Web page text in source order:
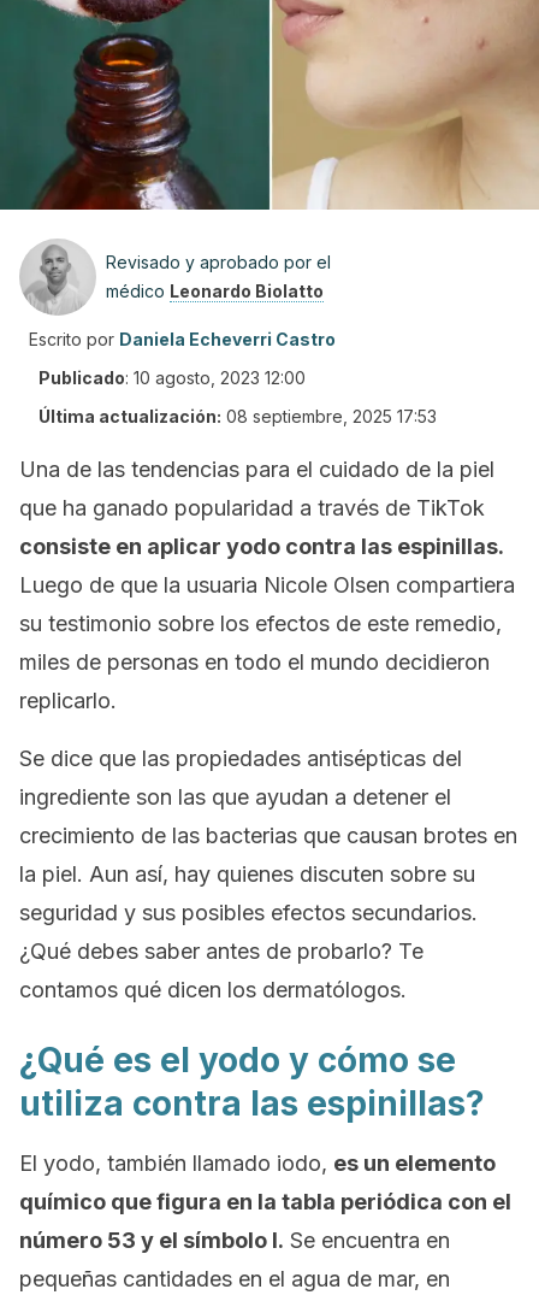
Revisado y aprobado por el
médico Leonardo Biolatto
Escrito por Daniela Echeverri Castro
Publicado: 10 agosto, 2023 12:00
Última actualización: 08 septiembre, 2025 17:53
Una de las tendencias para el cuidado de la piel
que ha ganado popularidad a través de TikTok
consiste en aplicar yodo contra las espinillas.
Luego de que la usuaria Nicole Olsen compartiera
su testimonio sobre los efectos de este remedio,
miles de personas en todo el mundo decidieron
replicarlo.
Se dice que las propiedades antisépticas del
ingrediente son las que ayudan a detener el
crecimiento de las bacterias que causan brotes en
la piel. Aun así, hay quienes discuten sobre su
seguridad y sus posibles efectos secundarios.
¿Qué debes saber antes de probarlo? Te
contamos qué dicen los dermatólogos.
¿Qué es el yodo y cómo se
utiliza contra las espinillas?
El yodo, también llamado iodo, es un elemento
químico que figura en la tabla periódica con el
número 53 y el símbolo I. Se encuentra en
pequeñas cantidades en el agua de mar, en